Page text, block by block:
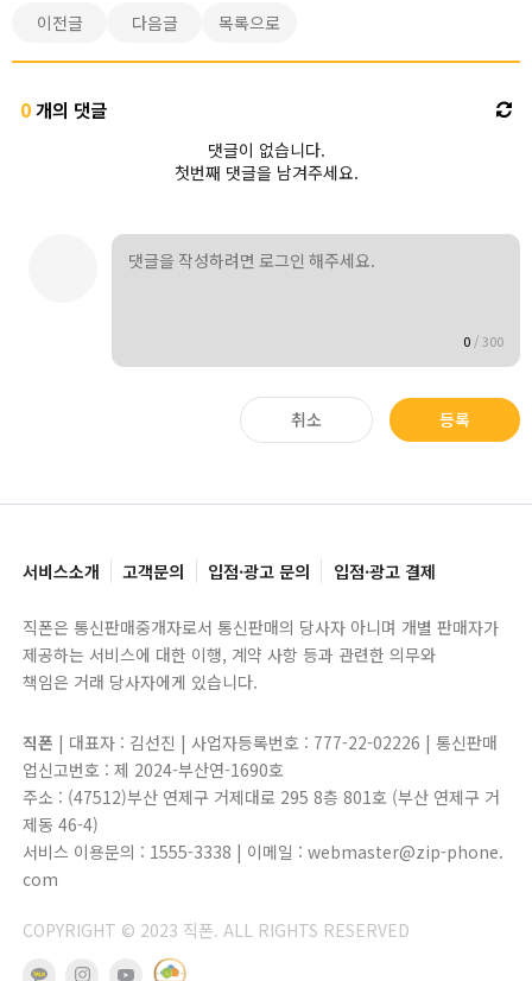
이전글 다음글 목록으로
0개의 댓글
댓글이 없습니다.
첫번째 댓글을 남겨주세요.
0 /300
취소 등록
서비스소개 고객문의 입점·광고 문의 입점·광고 결제
직폰은 통신판매중개자로서 통신판매의 당사자 아니며 개별 판매자가
제공하는 서비스에 대한 이행, 계약 사항 등과 관련한 의무와
책임은 거래 당사자에게 있습니다.
직폰 | 대표자 : 김선진 | 사업자등록번호 : 777-22-02226 | 통신판매
업신고번호 : 제 2024-부산연-1690호
주소 : (47512)부산 연제구 거제대로 295 8층 801호 (부산 연제구 거
제동 46-4)
서비스 이용문의 : 1555-3338 | 이메일 : webmaster@zip-phone.
com
COPYRIGHT © 2023 직폰. ALL RIGHTS RESERVED